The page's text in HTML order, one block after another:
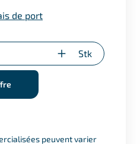
de port
Stk
peuvent varier